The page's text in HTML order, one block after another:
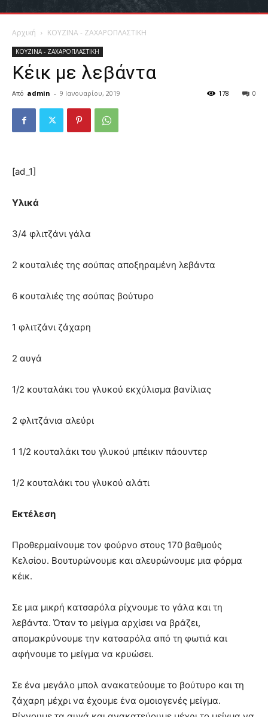
Αρχική ΚΟΥΖΙΝΑ - ΖΑΧΑΡΟΠΛΑΣΤΙΚΗ
ΚΟΥΖΙΝΑ - ΖΑΧΑΡΟΠΛΑΣΤΙΚΗ
Κέικ με λεβάντα
Από admin - 9 Ιανουαρίου, 2019 0
178
[ad_1]
Υλικά
3/4 φλιτζάνι γάλα
2 κουταλιές της σούπας αποξηραμένη λεβάντα
6 κουταλιές της σούπας βούτυρο
1 φλιτζάνι ζάχαρη
2 αυγά
1/2 κουταλάκι του γλυκού εκχύλισμα βανίλιας
2 φλιτζάνια αλεύρι
1 1/2 κουταλάκι του γλυκού μπέικιν πάουντερ
1/2 κουταλάκι του γλυκού αλάτι
Εκτέλεση
Προθερμαίνουμε τον φούρνο στους 170 βαθμούς
Κελσίου. Βουτυρώνουμε και αλευρώνουμε μια φόρμα
κέικ.
Σε μια μικρή κατσαρόλα ρίχνουμε το γάλα και τη
λεβάντα. Όταν το μείγμα αρχίσει να βράζει,
απομακρύνουμε την κατσαρόλα από τη φωτιά και
αφήνουμε το μείγμα να κρυώσει.
Σε ένα μεγάλο μπολ ανακατεύουμε το βούτυρο και τη
ζάχαρη μέχρι να έχουμε ένα ομοιογενές μείγμα.